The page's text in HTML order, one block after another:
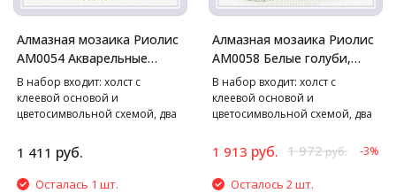
Алмазная мозаика Риолис
АМ0054 Акварельные
герберы, 30*30 см
В набор входит: холст с
клеевой основой и
цветосимвольной схемой, два
стилус, воск, маркированные
пакетики со стразами. Cтразы
квадратные: 27 цветов
1 411 руб.
Осталась 1 шт.
Алмазная мозаика Риолис
АМ0058 Белые голуби,
30*30 см
В набор входит: холст с
клеевой основой и
цветосимвольной схемой, два
стилус, воск, маркированные
пакетики со стразами. Cтразы
квадратные: 26 цветов
1 913 руб. 1 972руб. -3%
Осталось 2 шт.